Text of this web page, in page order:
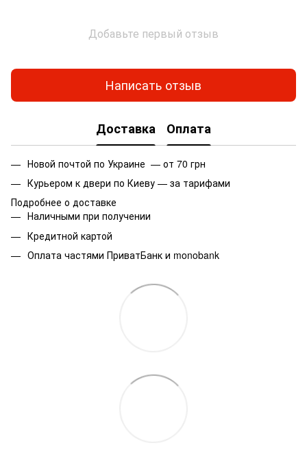
Добавьте первый отзыв
Написать отзыв
Доставка Оплата
Новой почтой по Украине — от 70 грн
Курьером к двери по Киеву — за тарифами
Подробнее о доставке
Наличными при получении
Кредитной картой
Оплата частями ПриватБанк и monobank